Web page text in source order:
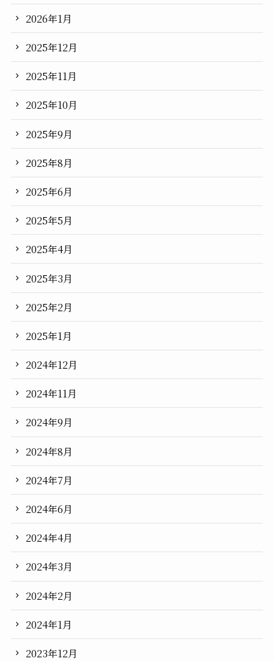
2026年1月
2025年12月
2025年11月
2025年10月
2025年9月
2025年8月
2025年6月
2025年5月
2025年4月
2025年3月
2025年2月
2025年1月
2024年12月
2024年11月
2024年9月
2024年8月
2024年7月
2024年6月
2024年4月
2024年3月
2024年2月
2024年1月
2023年12月